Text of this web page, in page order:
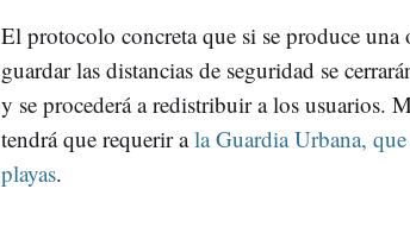
El protocolo concreta que si se produce
guardar las distancias de seguridad se
y se procederá a redistribuir a los usuarios.
tendrá que requerir ala Guardia Urbana,
playas.